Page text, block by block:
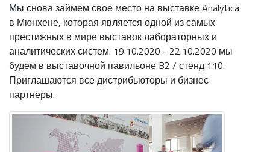
Мы снова займем свое место на выставке Analytica
в Мюнхене, которая является одной из самых
престижных в мире выставок лабораторных и
аналитических систем. 19.10.2020 - 22.10.2020 мы
будем в выставочной павильоне B2 / стенд 110.
Приглашаются все дистрибьюторы и бизнес-
партнеры.